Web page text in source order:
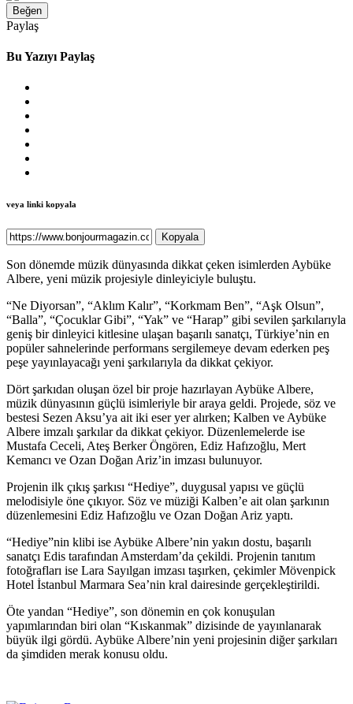
Beğen
Paylaş
Bu Yazıyı Paylaş
veya linki kopyala
Kopyala
Son dönemde müzik dünyasında dikkat çeken isimlerden Aybüke
Albere, yeni müzik projesiyle dinleyiciyle buluştu.
“Ne Diyorsan”, “Aklım Kalır”, “Korkmam Ben”, “Aşk Olsun”,
“Balla”, “Çocuklar Gibi”, “Yak” ve “Harap” gibi sevilen şarkılarıyla
geniş bir dinleyici kitlesine ulaşan başarılı sanatçı, Türkiye’nin en
popüler sahnelerinde performans sergilemeye devam ederken peş
peşe yayınlayacağı yeni şarkılarıyla da dikkat çekiyor.
Dört şarkıdan oluşan özel bir proje hazırlayan Aybüke Albere,
müzik dünyasının güçlü isimleriyle bir araya geldi. Projede, söz ve
bestesi Sezen Aksu’ya ait iki eser yer alırken; Kalben ve Aybüke
Albere imzalı şarkılar da dikkat çekiyor. Düzenlemelerde ise
Mustafa Ceceli, Ateş Berker Öngören, Ediz Hafızoğlu, Mert
Kemancı ve Ozan Doğan Ariz’in imzası bulunuyor.
Projenin ilk çıkış şarkısı “Hediye”, duygusal yapısı ve güçlü
melodisiyle öne çıkıyor. Söz ve müziği Kalben’e ait olan şarkının
düzenlemesini Ediz Hafızoğlu ve Ozan Doğan Ariz yaptı.
“Hediye”nin klibi ise Aybüke Albere’nin yakın dostu, başarılı
sanatçı Edis tarafından Amsterdam’da çekildi. Projenin tanıtım
fotoğrafları ise Lara Sayılgan imzası taşırken, çekimler Mövenpick
Hotel İstanbul Marmara Sea’nin kral dairesinde gerçekleştirildi.
Öte yandan “Hediye”, son dönemin en çok konuşulan
yapımlarından biri olan “Kıskanmak” dizisinde de yayınlanarak
büyük ilgi gördü. Aybüke Albere’nin yeni projesinin diğer şarkıları
da şimdiden merak konusu oldu.